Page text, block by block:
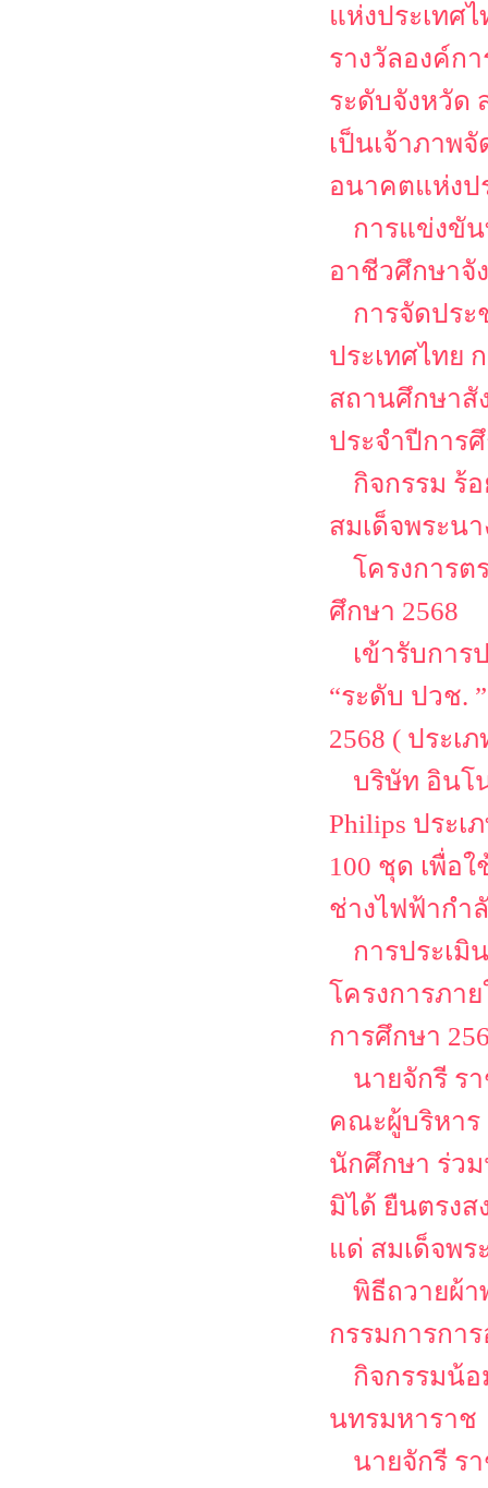
แห่งประเทศ
รางวัลองค์ก
ระดับจังหวัด
เป็นเจ้าภาพ
อนาคตแห่งป
การแข่งขั
อาชีวศึกษาจั
การจัดปร
ประเทศไทย
สถานศึกษาสั
ประจำปีการ
กิจกรรม ร้
สมเด็จพระน
โครงการต
ศึกษา 2568
เข้ารับการ
“ระดับ ปวช.
2568 ( ประเ
บริษัท อินโ
Philips ประเ
100 ชุด เพื่อ
ช่างไฟฟ้ากำ
การประเมิ
โครงการภา
การศึกษา
นายจักรี ร
คณะผู้บริหาร
นักศึกษา ร่ว
มิได้ ยืนตรงส
แด่ สมเด็จพร
พิธีถวายผ้
กรรมการกา
กิจกรรมน้
นทรมหาราช
นายจักรี ร